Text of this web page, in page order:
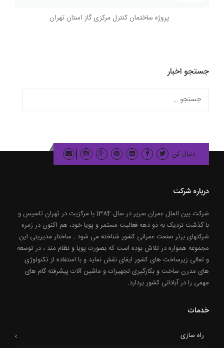
پروژه ساختمان کنترل مرکزی گاز استان تهران
جستجو اخبار
برای:
دنبال کن
درباره شرکت
شرکت بین الملل عمران سریر در سال 1384 با مرکزیت در تهران تاسیس و
با گذشت نزدیک به دو دهه فعالیت مستمر و پویا خود، هم اکنون در زمره
شرکتهای برتر صنعت عمرانی کشور شناخته می شود . ساختار مدیریتی این
مجموعه همواره در تلاش بوده است که بصورت پویا و نظام مند ، در توسعه
و تعالی زیرساخت های کشور ایفای نقش نماید و با استفاده از تکنولوژی
های مدرن ساخت و بکارگیری تجهیزات و ماشین آلات پیشرفته گام های
مهمی را در آبادانی کشور بردارد.
خدمات
راه سازی